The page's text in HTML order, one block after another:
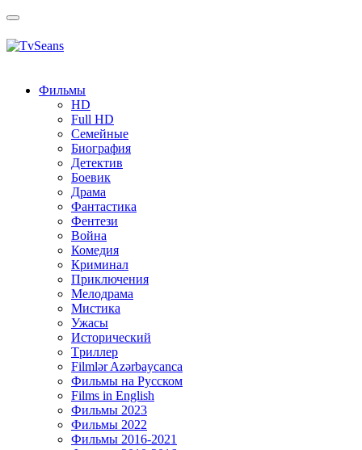
Toggle
Фильмы
HD
Full HD
Семейные
Биография
Детектив
Боевик
Драма
Фантастика
Фентези
Война
Комедия
Криминал
Приключения
Мелодрама
Мистика
Ужасы
Исторический
Tриллер
Filmlər Azərbaycanca
Фильмы на Русском
Films in English
Фильмы 2023
Фильмы 2022
Фильмы 2016-2021